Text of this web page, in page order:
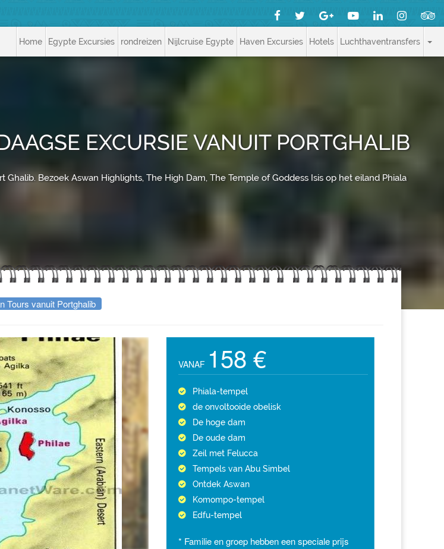
Home Egypte Excursies rondreizen Nijlcruise Egypte Haven Excursies Hotels Luchthaventransfers
EXCURSIE VANUIT PORTGHALIB
Bezoek Aswan Highlights, The High Dam, The Temple of Goddess Isis op het eiland Phiala
Tours vanuit Portghalib
VANAF 158 €
Phiala-tempel
de onvoltooide obelisk
De hoge dam
De oude dam
Zeil met Felucca
Tempels van Abu Simbel
Ontdek Aswan
Komompo-tempel
Edfu-tempel
* Familie en groep hebben een speciale prijs